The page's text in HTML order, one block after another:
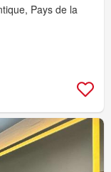
Pays de la